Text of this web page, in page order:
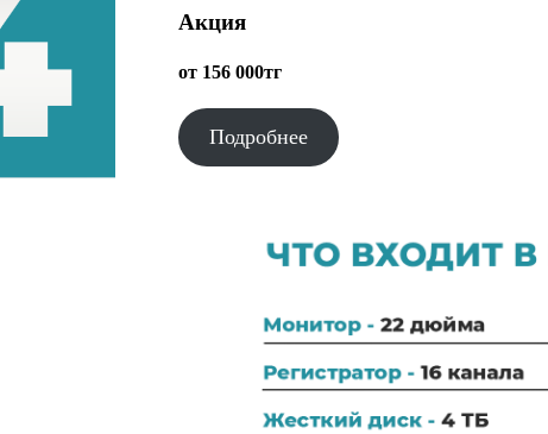
Акция
от 156 000тг
Подробнее